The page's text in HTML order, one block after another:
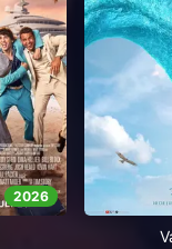
2026